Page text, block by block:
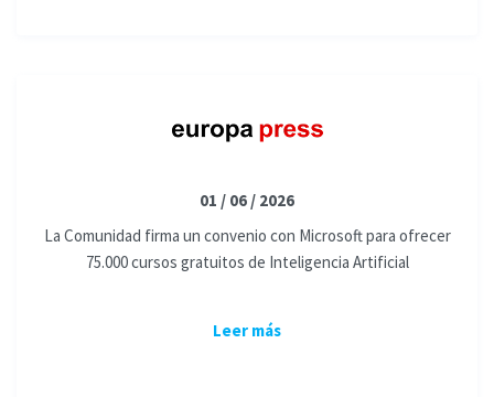
01 / 06 / 2026
La Comunidad firma un convenio con Microsoft para ofrecer
75.000 cursos gratuitos de Inteligencia Artificial
Leer más